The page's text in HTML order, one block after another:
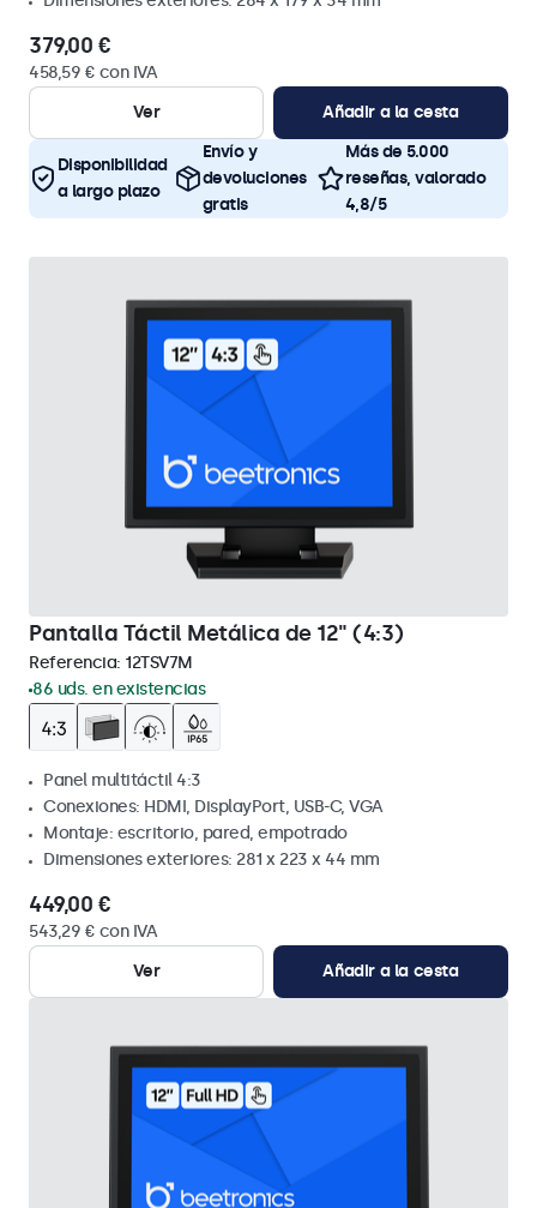
379,00 €
458,59 € con IVA
Ver
Añadir a la cesta
Disponibilidad
a largo plazo
Envío y
devoluciones
gratis
Más de 5.000
reseñas, valorado
4,8/5
Pantalla Táctil Metálica de 12" (4:3)
Referencia: 12TSV7M
86 uds. en existencias
Panel multitáctil 4:3
Conexiones: HDMI, DisplayPort, USB-C, VGA
Montaje: escritorio, pared, empotrado
Dimensiones exteriores: 281 x 223 x 44 mm
449,00 €
543,29 € con IVA
Ver
Añadir a la cesta